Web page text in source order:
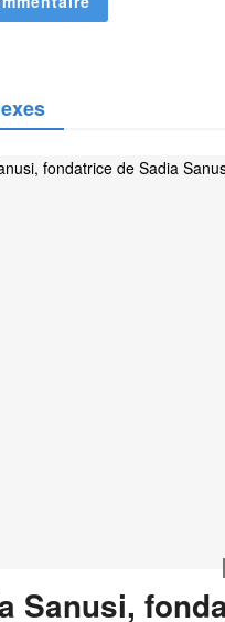
Sanusi,